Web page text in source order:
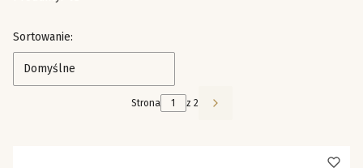
Lista produktów
Sortowanie:
Domyślne
Strona z 2 Następne produkty